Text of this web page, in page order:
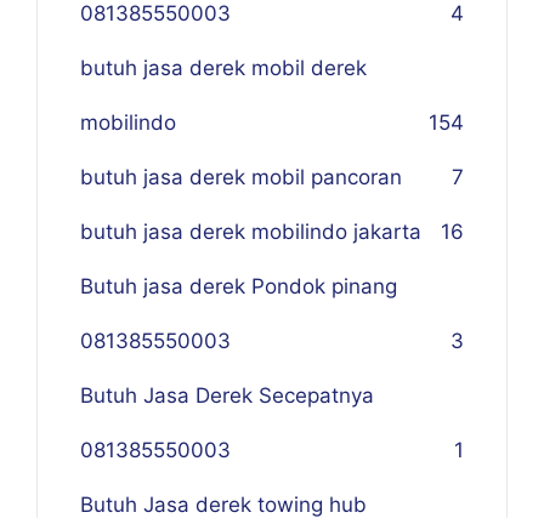
081385550003 4
butuh jasa derek mobil derek
mobilindo 154
butuh jasa derek mobil pancoran 7
butuh jasa derek mobilindo jakarta 16
Butuh jasa derek Pondok pinang
081385550003 3
Butuh Jasa Derek Secepatnya
081385550003 1
Butuh Jasa derek towing hub